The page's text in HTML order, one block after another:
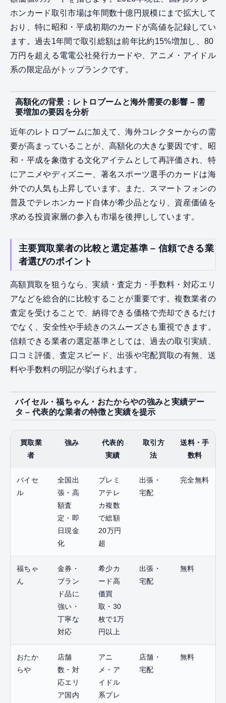
ホンカード取引市場は年間数十億円規模にまで拡大して
おり、特に昭和・平成初期のカードが高値を記録してい
ます。過去1年間で取引総額は前年比約15%増加し、80
万円を超える電電公社発行カードや、アニメ・アイドル
系の限定品がトップランクです。
高額化の背景：レトロブームと海外需要の影響 – 需
要増加の要因を分析
近年のレトロブームに加えて、海外コレクターからの需
要が高まっていることが、高額化の大きな要因です。昭
和・平成を象徴する文化アイテムとして再評価され、特
にアニメやディズニー、著名スポーツ選手のカードは海
外での人気も上昇しています。また、スマートフォンの
普及でテレホンカード自体が希少品となり、資産価値を
求める投資家層の参入も市場を後押ししています。
主要買取業者の比較と選定基準 – 信頼できる業
者選びのポイント
高額買取を狙うなら、実績・査定力・手数料・対応エリ
アなどを総合的に比較することが重要です。複数業者の
査定を受けることで、納得できる価格で売却できるだけ
でなく、安全性や手続きのスムーズさも重視できます。
信頼できる業者の選定基準としては、過去の取引実績、
口コミ評価、査定スピード、出張や宅配買取の有無、送
料や手数料の明記が挙げられます。
バイセル・福ちゃん・おたからやの強みと実績デー
タ – 代表的な業者の特徴と実績を提示
買取業
者
強み
代表的
実績
取引方
法
送料・手
数料
バイセ
ル
全国出
張・高
額査
定・即
日現金
化
プレミ
アテレ
カ複数
で総額
20万円
超
出張・
宅配
完全無料
福ちゃ
ん
金券・
ブラン
ド品に
強い・
丁寧な
対応
希少カ
ード高
価買
取・30
枚で1万
円以上
出張・
宅配
無料
おたか
らや
店舗
数・対
応エリ
ア国内
アニ
メ・ア
イドル
系プレ
店舗・
宅配
無料